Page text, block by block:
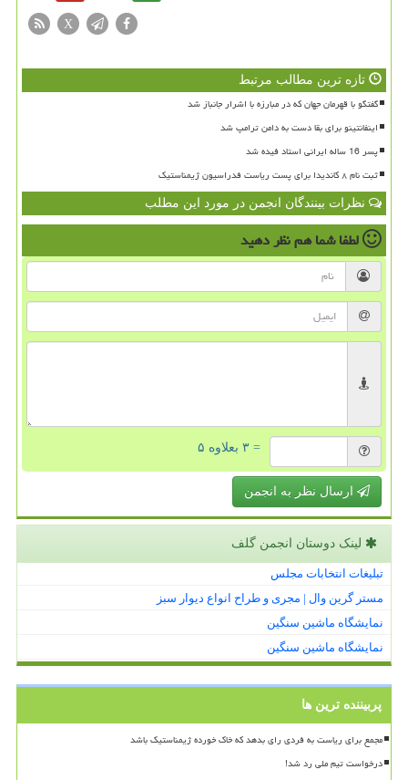
X
تازه ترین مطالب مرتبط
گفتگو با قهرمان جهان که در مبارزه با اشرار جانباز شد
اینفانتینو برای بقا دست به دامن ترامپ شد
پسر 16 ساله ایرانی استاد فیده شد
ثبت نام ۸ کاندیدا برای پست ریاست فدراسیون ژیمناستیک
نظرات بینندگان انجمن در مورد این مطلب
لطفا شما همنظر دهید
= ۳ بعلاوه ۵
ارسال نظر به انجمن
لینک دوستان انجمن گلف
تبلیغات انتخابات مجلس
مستر گرین وال | مجری و طراح انواع دیوار سبز
نمایشگاه ماشین سنگین
نمایشگاه ماشین سنگین
پربیننده ترین ها
مجمع برای ریاست به فردی رای بدهد که خاک خورده ژیمناستیک باشد
درخواست تیم ملی رد شد!